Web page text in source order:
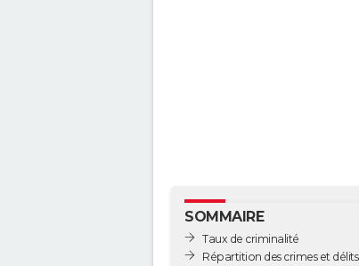
SOMMAIRE
Taux de criminalité
Répartition des crimes et délits